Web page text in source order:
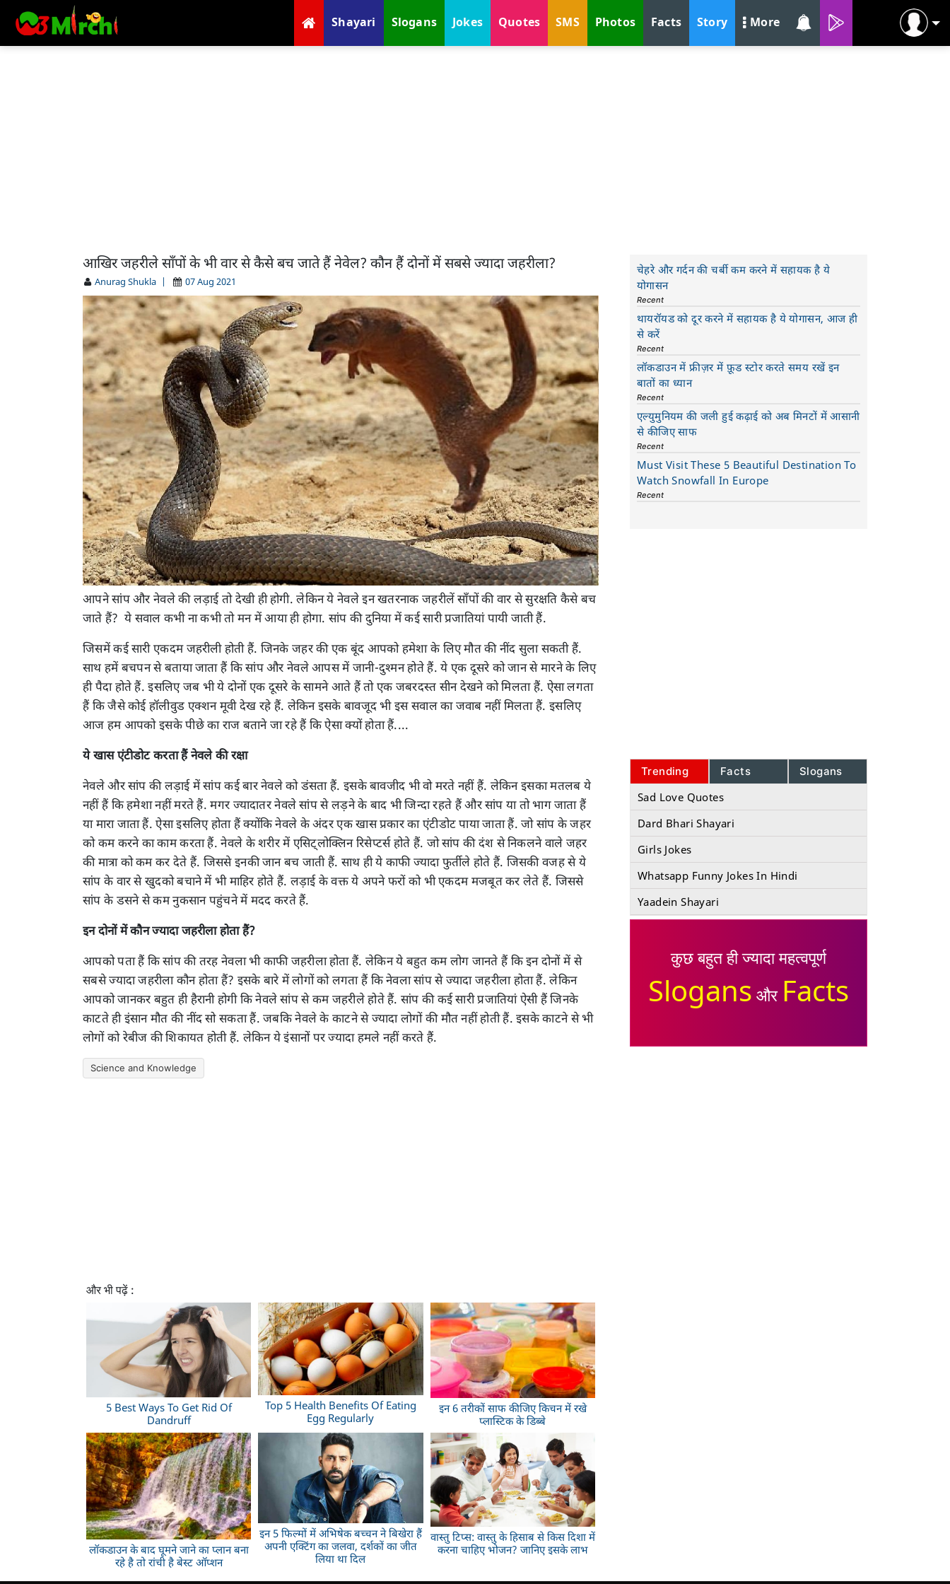
Shayari Slogans Jokes Quotes SMS Photos Facts Story More
आखिर जहरीले साँपों के भी वार से कैसे बच जाते हैं नेवेल? कौन हैं दोनों में सबसे ज्यादा जहरीला?
Anurag Shukla | 07 Aug 2021
आपने सांप और नेवले की लड़ाई तो देखी ही होगी. लेकिन ये नेवले इन खतरनाक जहरीलें साँपों की वार से सुरक्षति कैसे बच
जाते हैं? ये सवाल कभी ना कभी तो मन में आया ही होगा. सांप की दुनिया में कई सारी प्रजातियां पायी जाती हैं.
जिसमें कई सारी एकदम जहरीली होती हैं. जिनके जहर की एक बूंद आपको हमेशा के लिए मौत की नींद सुला सकती हैं.
साथ हमें बचपन से बताया जाता हैं कि सांप और नेवले आपस में जानी-दुश्मन होते हैं. ये एक दूसरे को जान से मारने के लिए
ही पैदा होते हैं. इसलिए जब भी ये दोनों एक दूसरे के सामने आते हैं तो एक जबरदस्त सीन देखने को मिलता हैं. ऐसा लगता
हैं कि जैसे कोई हॉलीवुड एक्शन मूवी देख रहे हैं. लेकिन इसके बावजूद भी इस सवाल का जवाब नहीं मिलता हैं. इसलिए
आज हम आपको इसके पीछे का राज बताने जा रहे हैं कि ऐसा क्यों होता हैं....
ये खास एंटीडोट करता हैं नेवले की रक्षा
नेवले और सांप की लड़ाई में सांप कई बार नेवले को डंसता हैं. इसके बावजीद भी वो मरते नहीं हैं. लेकिन इसका मतलब ये
नहीं हैं कि हमेशा नहीं मरते हैं. मगर ज्यादातर नेवले सांप से लड़ने के बाद भी जिन्दा रहते हैं और सांप या तो भाग जाता हैं
या मारा जाता हैं. ऐसा इसलिए होता हैं क्योंकि नेवले के अंदर एक खास प्रकार का एंटीडोट पाया जाता हैं. जो सांप के जहर
को कम करने का काम करता हैं. नेवले के शरीर में एसिट्लोक्लिन रिसेप्टर्स होते हैं. जो सांप की दंश से निकलने वाले जहर
की मात्रा को कम कर देते हैं. जिससे इनकी जान बच जाती हैं. साथ ही ये काफी ज्यादा फुर्तीले होते हैं. जिसकी वजह से ये
सांप के वार से खुदको बचाने में भी माहिर होते हैं. लड़ाई के वक्त ये अपने फरों को भी एकदम मजबूत कर लेते हैं. जिससे
सांप के डसने से कम नुकसान पहुंचने में मदद करते हैं.
इन दोनों में कौन ज्यादा जहरीला होता हैं?
आपको पता हैं कि सांप की तरह नेवला भी काफी जहरीला होता हैं. लेकिन ये बहुत कम लोग जानते हैं कि इन दोनों में से
सबसे ज्यादा जहरीला कौन होता हैं? इसके बारे में लोगों को लगता हैं कि नेवला सांप से ज्यादा जहरीला होता हैं. लेकिन
आपको जानकर बहुत ही हैरानी होगी कि नेवले सांप से कम जहरीले होते हैं. सांप की कई सारी प्रजातियां ऐसी हैं जिनके
काटते ही इंसान मौत की नींद सो सकता हैं. जबकि नेवले के काटने से ज्यादा लोगों की मौत नहीं होती हैं. इसके काटने से भी
लोगों को रेबीज की शिकायत होती हैं. लेकिन ये इंसानों पर ज्यादा हमले नहीं करते हैं.
Science and Knowledge
और भी पढ़ें :
5 Best Ways To Get Rid Of
Dandruff
Top 5 Health Benefits Of Eating
Egg Regularly
इन 6 तरीकों साफ कीजिए किचन में रखे
प्लास्टिक के डिब्बे
लॉकडाउन के बाद घूमने जाने का प्लान बना
रहे है तो रांची है बेस्ट ऑप्शन
इन 5 फिल्मों में अभिषेक बच्चन ने बिखेरा हैं
अपनी एक्टिंग का जलवा, दर्शकों का जीत
लिया था दिल
वास्तु टिप्स: वास्तु के हिसाब से किस दिशा में
करना चाहिए भोजन? जानिए इसके लाभ
चेहरे और गर्दन की चर्बी कम करने में सहायक है ये
योगासन
Recent
थायरॉयड को दूर करने में सहायक है ये योगासन, आज ही
से करें
Recent
लॉकडाउन में फ्रीज़र में फ़ूड स्टोर करते समय रखें इन
बातों का ध्यान
Recent
एल्युमुनियम की जली हुई कढ़ाई को अब मिनटों में आसानी
से कीजिए साफ
Recent
Must Visit These 5 Beautiful Destination To
Watch Snowfall In Europe
Recent
Trending Facts Slogans
Sad Love Quotes
Dard Bhari Shayari
Girls Jokes
Whatsapp Funny Jokes In Hindi
Yaadein Shayari
कुछ बहुत ही ज्यादा महत्वपूर्ण
Slogans और Facts